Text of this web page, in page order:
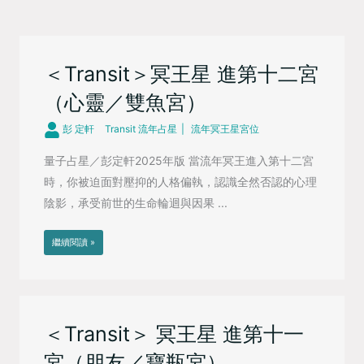
＜Transit＞冥王星 進第十二宮
（心靈／雙魚宮）
彭 定軒 Transit 流年占星 流年冥王星宮位
量子占星／彭定軒2025年版 當流年冥王進入第十二宮
時，你被迫面對壓抑的人格偏執，認識全然否認的心理
陰影，承受前世的生命輪迴與因果 ...
繼續閱讀 »
＜Transit＞ 冥王星 進第十一